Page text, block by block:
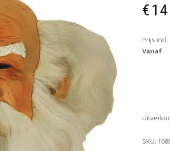
€
Prijs incl.
Vanaf
SKU: